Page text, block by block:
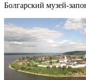
Болгарский музей-